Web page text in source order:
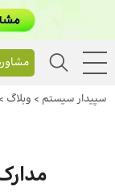
سپیدار سیستم > وبلاگ >